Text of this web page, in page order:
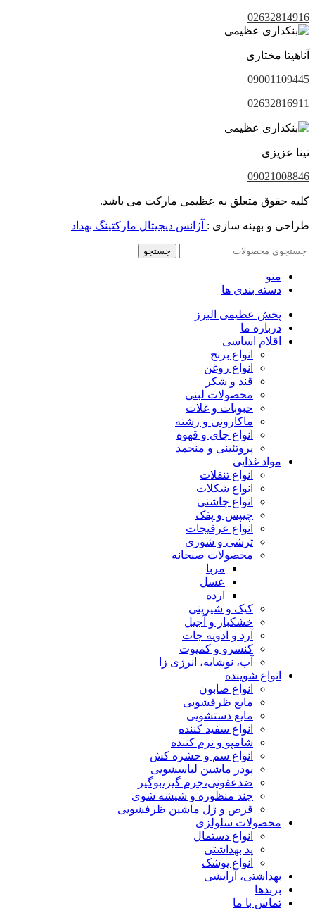
02632814916
آناهیتا مختاری
09001109445
02632816911
تینا عزیزی
09021008846
کلیه حقوق متعلق به عظیمی مارکت می باشد.
طراحی و بهینه سازی : آژانس دیجیتال مارکتینگ بهداد
جستجو
منو
دسته بندی ها
پخش عظیمی البرز
درباره ما
اقلام اساسی
انواع برنج
انواع روغن
قند و شکر
محصولات لبنی
حبوبات و غلات
ماکارونی و رشته
انواع چای و قهوه
پروتئینی و منجمد
مواد غذایی
انواع تنقلات
انواع شکلات
انواع چاشنی
چیپس و پفک
انواع عرقیجات
ترشی و شوری
محصولات صبحانه
مربا
عسل
ارده
کیک و شیرینی
خشکبار و آجیل
آرد و ادویه جات
کنسرو و کمپوت
آب، نوشابه، انرژی زا
انواع شوینده
انواع صابون
مایع ظرفشویی
مایع دستشویی
انواع سفید کننده
شامپو و نرم کننده
انواع سم و حشره کش
پودر ماشین لباسشویی
ضدعفونی،جرم گیر،بوگیر
چند منظوره و شیشه شوی
قرص و ژل ماشین ظرفشویی
محصولات سلولزی
انواع دستمال
پد بهداشتی
انواع پوشک
بهداشتی، آرایشی
برندها
تماس با ما